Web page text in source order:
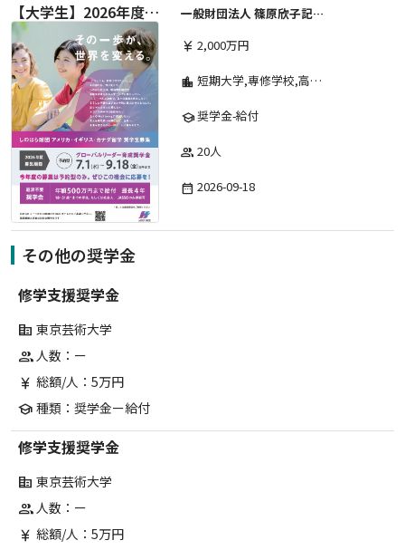
【大学生】2026年度 しのはら財団 アメリカ・イギリス・カナダ英語留学奨学金
一般財団法人 篠原欣子記念財団 (海外留学奨学金グループ)
currency_yen 2,000万円
location_city 短期大学,専修学校,高等専門学校,その他,高等学校,大学院,大学
school奨学金-給付
group 20人
date_range 2026-09-18
その他の奨学金
修学支援奨学金
corporate_fare 東京芸術大学
group人数：ー
currency_yen 総額/人：5万円
school 種類：奨学金ー給付
修学支援奨学金
corporate_fare 東京芸術大学
group人数：ー
currency_yen 総額/人：5万円